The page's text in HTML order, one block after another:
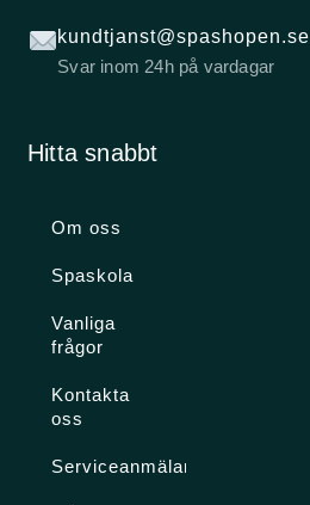
kundtjanst@spashopen.se
Svar inom 24h på vardagar
Hitta snabbt
Om oss
Spaskola
Vanliga
frågor
Kontakta
oss
Serviceanmälan